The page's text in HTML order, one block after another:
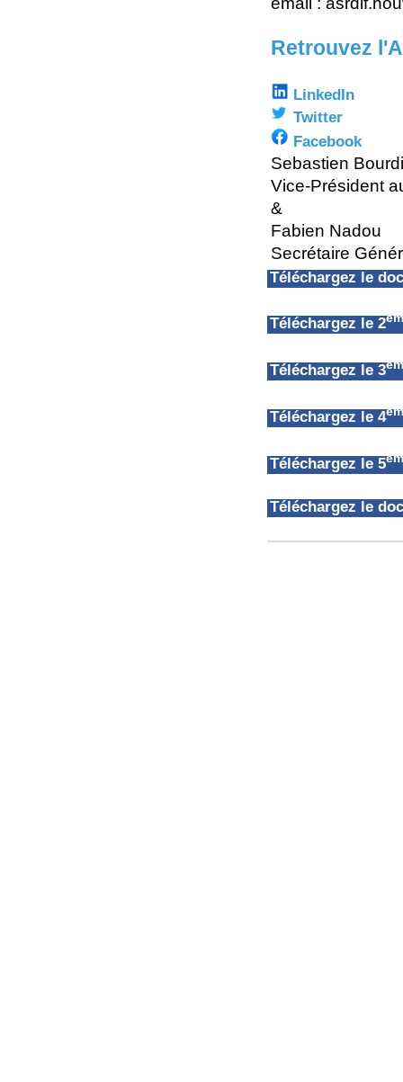
Retrouvez
LinkedIn
Twitter
Facebook
Sebastien
Vice-Président
&
Fabien Nadou
Secrétaire
Téléchargez le
Téléchargez le 2
Téléchargez le 3
Téléchargez le 4
Téléchargez le 5
Téléchargez le